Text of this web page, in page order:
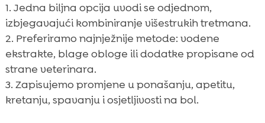
Jedna biljna opcija uvodi se odjednom,
izbjegavajući kombiniranje višestrukih tretmana.
Preferiramo najnježnije metode: vodene
ekstrakte, blage obloge ili dodatke propisane od
strane veterinara.
Zapisujemo promjene u ponašanju, apetitu,
kretanju, spavanju i osjetljivosti na bol.